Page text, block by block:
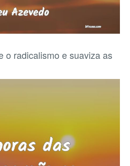
o radicalismo e suaviza as